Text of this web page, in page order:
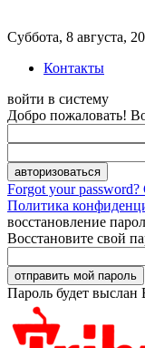
Суббота, 8 августа,
Контакты
войти в систему
Добро пожаловать!
Forgot your password?
Политика
восстановление
Восстановите свой
Пароль будет выслан